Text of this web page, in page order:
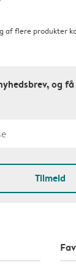
af flere produkter
og
Tilmeld